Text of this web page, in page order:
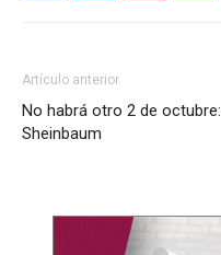
Artículo anterior
No habrá otro 2 de octubre:
Sheinbaum